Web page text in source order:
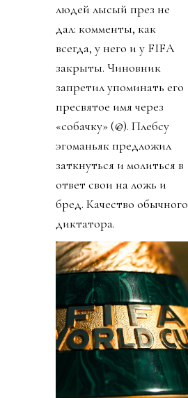
людей лысый през не
дал: комменты, как
всегда, у него и у FIFA
закрыты. Чиновник
запретил упоминать его
пресвятое имя через
«собачку» (@). Плебсу
эгоманьяк предложил
заткнуться и молиться в
ответ свои на ложь и
бред. Качество обычного
диктатора.